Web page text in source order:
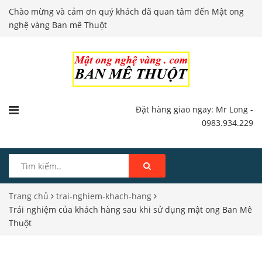
Chào mừng và cảm ơn quý khách đã quan tâm đến Mật ong
nghệ vàng Ban mê Thuột
Đặt hàng giao ngay: Mr Long -
0983.934.229
Trang chủ
trai-nghiem-khach-hang
Trải nghiệm của khách hàng sau khi sử dụng mật ong Ban Mê
Thuột